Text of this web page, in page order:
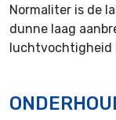
Normaliter is de
dunne laag
luchtvochtigheid